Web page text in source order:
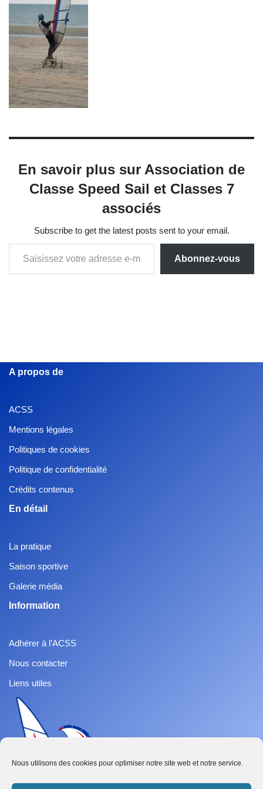
Nous utilisons des cookies pour optimiser notre site web et notre service.
En savoir plus sur Association de
Classe Speed Sail et Classes 7
associés
Subscribe to get the latest posts sent to your email.
Abonnez-vous
A propos de
ACSS
Mentions légales
Politiques de cookies
Politique de confidentialité
Crédits contenus
En détail
La pratique
Saison sportive
Galerie média
Information
Adhérer à l’ACSS
Nous contacter
Liens utiles